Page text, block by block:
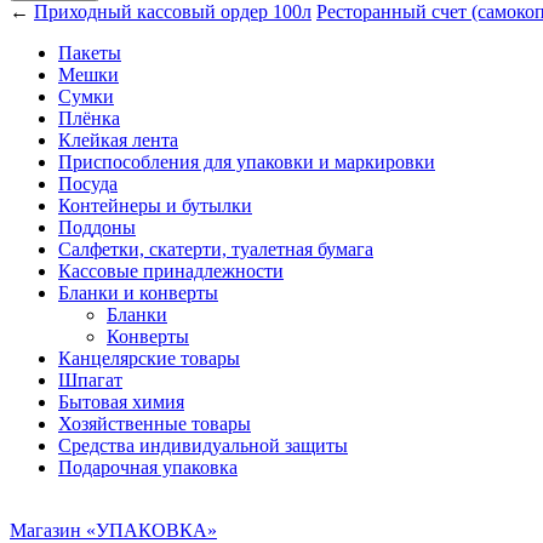
← Приходный кассовый ордер 100л Ресторанный счет
Пакеты
Мешки
Сумки
Плёнка
Клейкая лента
Приспособления для упаковки и маркировки
Посуда
Контейнеры и бутылки
Поддоны
Салфетки, скатерти, туалетная бумага
Кассовые принадлежности
Бланки и конверты
Бланки
Конверты
Канцелярские товары
Шпагат
Бытовая химия
Хозяйственные товары
Средства индивидуальной защиты
Подарочная упаковка
Магазин «УПАКОВКА»